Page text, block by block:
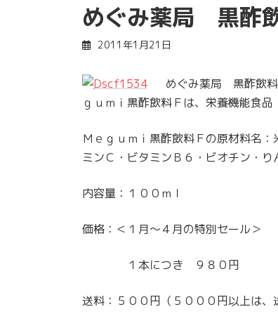
めぐみ薬局 黒酢
2011年1月21日
めぐみ薬局 黒酢飲料
ｇｕｍｉ黒酢飲料Ｆは、栄養機能食品
Ｍｅｇｕｍｉ黒酢飲料Ｆの原材料名
ミンＣ・ビタミンＢ６・ビオチン・り
内容量：１００ｍｌ
価格：＜１月～４月の特別セール＞
１本につき ９８０円
送料：５００円（５０００円以上は、